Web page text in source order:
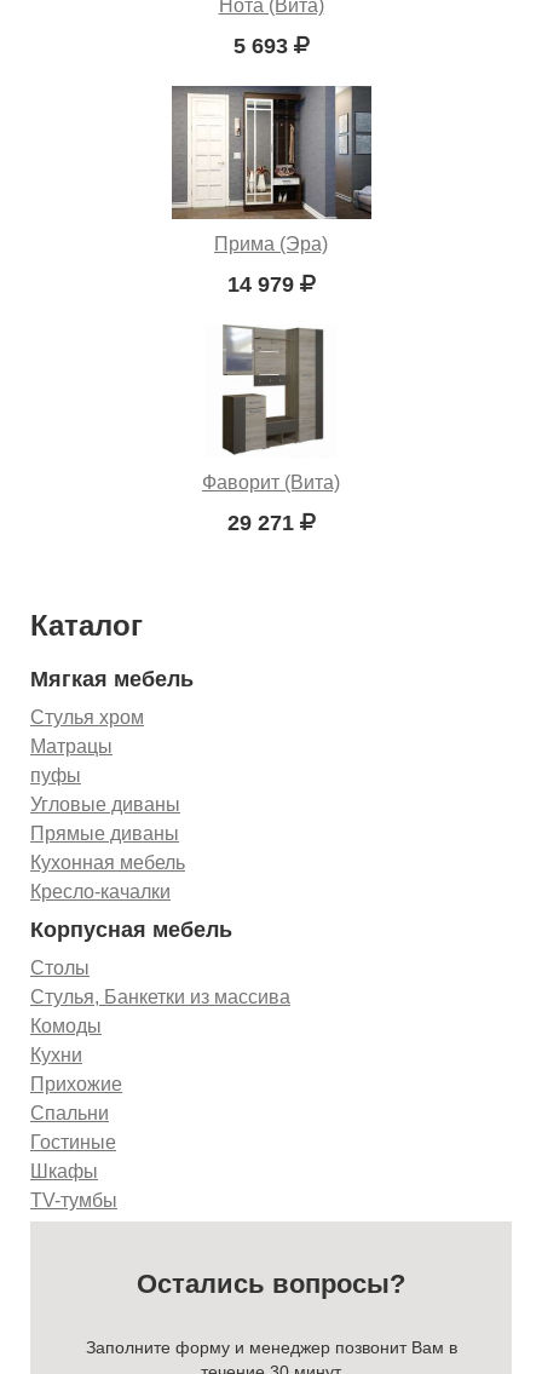
Нота (Вита)
5 693
Прима (Эра)
14 979
Фаворит (Вита)
29 271
Каталог
Мягкая мебель
Стулья хром
Матрацы
пуфы
Угловые диваны
Прямые диваны
Кухонная мебель
Кресло-качалки
Корпусная мебель
Столы
Стулья, Банкетки из массива
Комоды
Кухни
Прихожие
Спальни
Гостиные
Шкафы
TV-тумбы
Остались вопросы?
Заполните форму и менеджер позвонит Вам в